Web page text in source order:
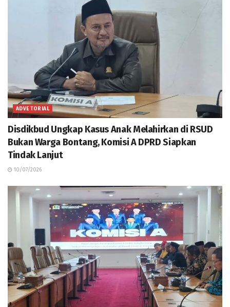
ADVETORIAL
Disdikbud Ungkap Kasus Anak Melahirkan di RSUD
Bukan Warga Bontang, Komisi A DPRD Siapkan
Tindak Lanjut
10/07/2026